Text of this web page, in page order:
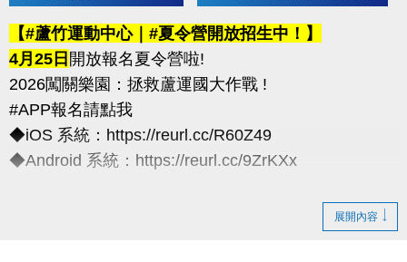
https://www.lzsports.com.tw/zh_TW/news/pageID/1/
-FB : 桃園市蘆竹國民運動中心
-IG : @luzhusports
【#蘆竹運動中心｜#夏令營開放招生中！】
4月25日 開放報名夏令營啦!
2026闖關樂園：拯救蘆運國大作戰 !
#APP報名請點我
◆iOS 系統：https://reurl.cc/R60Z49
◆Android 系統：https://reurl.cc/9ZrKXx
展開內容